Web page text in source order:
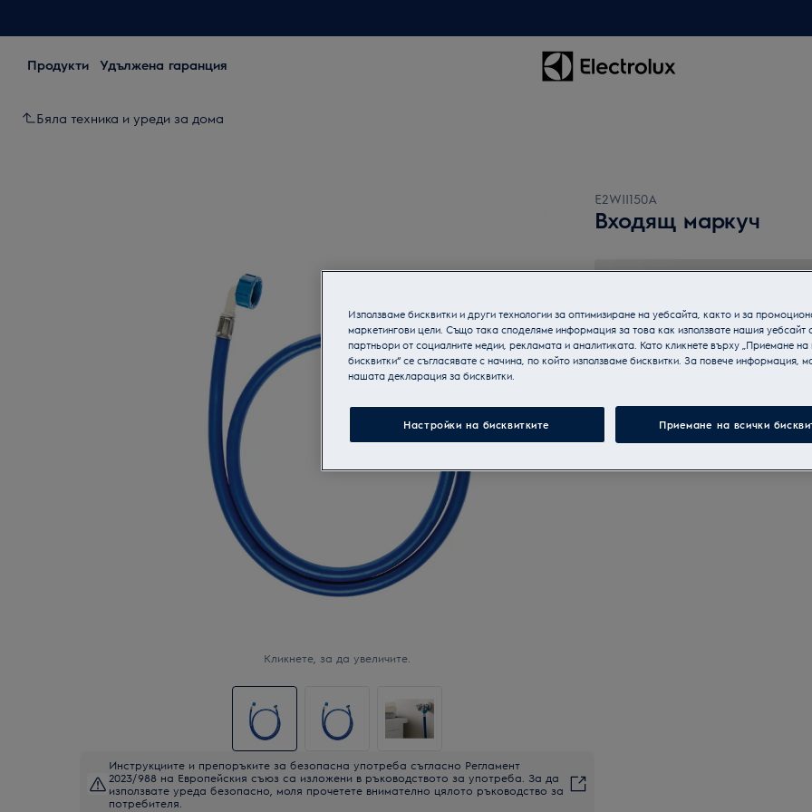
Продукти Удължена гаранция
Бяла техника и уреди за дома
Кликнете, за да увеличите.
Инструкциите и препоръките за безопасна употреба съгласно Регламент
2023/988 на Европейския съюз са изложени в ръководството за употреба. За да
използвате уреда безопасно, моля прочетете внимателно цялото ръководство за
потребителя.
E2WII150A
Входящ маркуч
Използваме бисквитки и други технологии за оптимизиране на уебсайта, както и за
маркетингови цели. Също така споделяме информация за това как използвате нашия уебсайт
партньори от социалните медии, рекламата и аналитиката. Като кликнете върху „Приемане на
бисквитки“ се съгласявате с начина, по който използваме бисквитки. За повече информация,
нашата декларация за бисквитки.
Настройки на бисквитките Приемане на всички